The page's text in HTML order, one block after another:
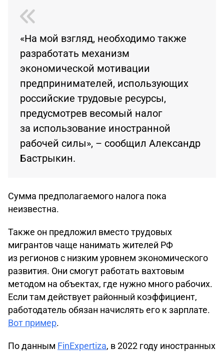
«На мой взгляд, необходимо также
разработать механизм
экономической мотивации
предпринимателей, использующих
российские трудовые ресурсы,
предусмотрев весомый налог
за использование иностранной
рабочей силы», – сообщил Александр
Бастрыкин.
Сумма предполагаемого налога пока
неизвестна.
Также он предложил вместо трудовых
мигрантов чаще нанимать жителей РФ
из регионов с низким уровнем экономического
развития. Они смогут работать вахтовым
методом на объектах, где нужно много рабочих.
Если там действует районный коэффициент,
работодатель обязан начислять его к зарплате.
Вот пример.
По данным FinExpertizа, в 2022 году иностранных